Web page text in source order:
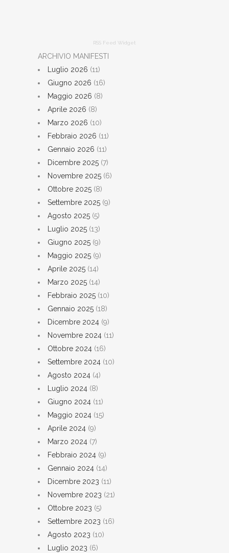
RSS Feed Widget
ARCHIVIO MANIFESTI
Luglio 2026 (11)
Giugno 2026 (16)
Maggio 2026 (8)
Aprile 2026 (8)
Marzo 2026 (10)
Febbraio 2026 (11)
Gennaio 2026 (11)
Dicembre 2025 (7)
Novembre 2025 (6)
Ottobre 2025 (8)
Settembre 2025 (9)
Agosto 2025 (5)
Luglio 2025 (13)
Giugno 2025 (9)
Maggio 2025 (9)
Aprile 2025 (14)
Marzo 2025 (14)
Febbraio 2025 (10)
Gennaio 2025 (18)
Dicembre 2024 (9)
Novembre 2024 (11)
Ottobre 2024 (16)
Settembre 2024 (10)
Agosto 2024 (4)
Luglio 2024 (8)
Giugno 2024 (11)
Maggio 2024 (15)
Aprile 2024 (9)
Marzo 2024 (7)
Febbraio 2024 (9)
Gennaio 2024 (14)
Dicembre 2023 (11)
Novembre 2023 (21)
Ottobre 2023 (5)
Settembre 2023 (16)
Agosto 2023 (10)
Luglio 2023 (6)